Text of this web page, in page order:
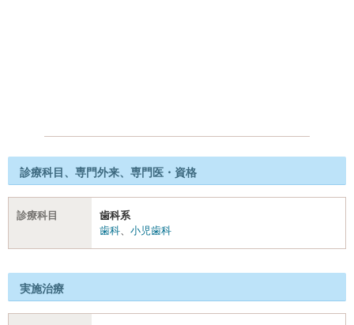
診療科目、専門外来、専門医・資格
診療科目
歯科系
歯科、 小児歯科
実施治療